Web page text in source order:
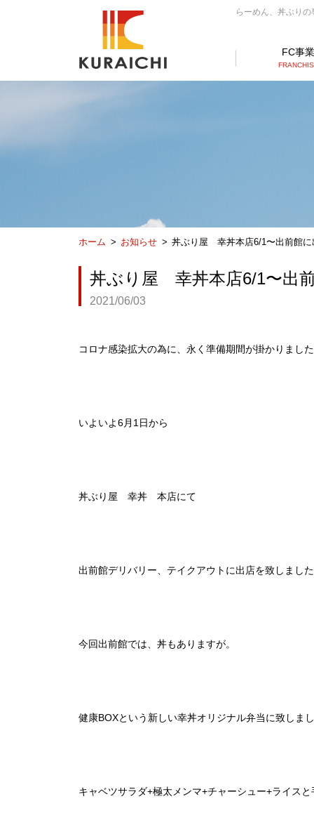
らーめん、丼ぶり
FC事
ホーム お知らせ 丼ぶり屋 幸丼本店6/1〜出前館に
丼ぶり屋 幸丼本店6/1〜出
2021/06/03
コロナ感染拡大の為に、永く準備期間が掛かりまし
いよいよ6月1日から
丼ぶり屋 幸丼 本店にて
出前館デリバリー、テイクアウトに出店を致しまし
今回出前館では、丼もありますが。
健康BOXという新しい幸丼オリジナル弁当に致しま
キャベツサラダ+極太メンマ+チャーシュー+ライス